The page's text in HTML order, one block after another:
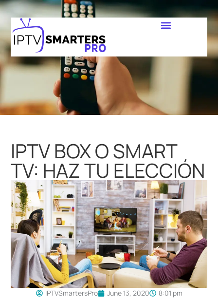
IPTV BOX O SMART
TV: HAZ TU ELECCIÓN
IPTVSmartersPro June 13, 2020 8:01 pm